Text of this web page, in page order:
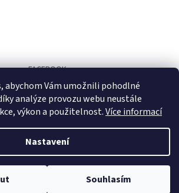
abychom Vám umožnili pohodlné
analýze provozu webu neustále
výkon a použitelnost.Více informací
Nastavení
Souhlasím
FACEBOOK
Certifikát
Vytvořil Shoptet
U Marušky . Všechna práva vyhrazena.